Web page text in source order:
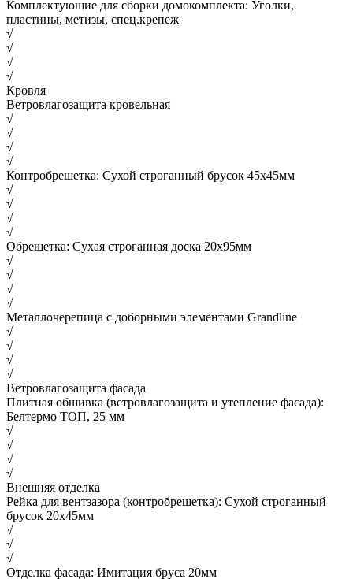
Комплектующие для сборки домокомплекта: Уголки,
пластины, метизы, спец.крепеж
√
√
√
√
Кровля
Ветровлагозащита кровельная
√
√
√
√
Контробрешетка: Сухой строганный брусок 45х45мм
√
√
√
√
Обрешетка: Сухая строганная доска 20х95мм
√
√
√
√
Металлочерепица с доборными элементами Grandline
√
√
√
√
Ветровлагозащита фасада
Плитная обшивка (ветровлагозащита и утепление фасада):
Белтермо ТОП, 25 мм
√
√
√
√
Внешняя отделка
Рейка для вентзазора (контробрешетка): Сухой строганный
брусок 20х45мм
√
√
√
Отделка фасада: Имитация бруса 20мм